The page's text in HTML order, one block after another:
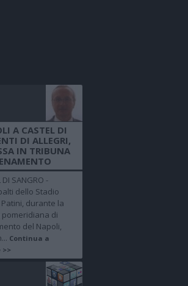
A CASTEL DI
DI ALLEGRI,
IN TRIBUNA
DI SANGRO -
dello Stadio
durante la
di
del Napoli,
Continua a
>>